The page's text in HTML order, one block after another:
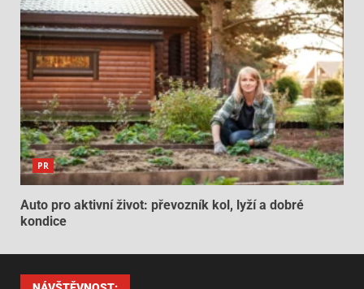
PR
Auto pro aktivní život: převozník kol, lyží a dobré
kondice